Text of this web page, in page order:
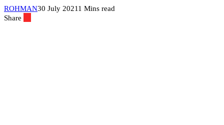
ROHMAN30 July 20211 Mins read
Share